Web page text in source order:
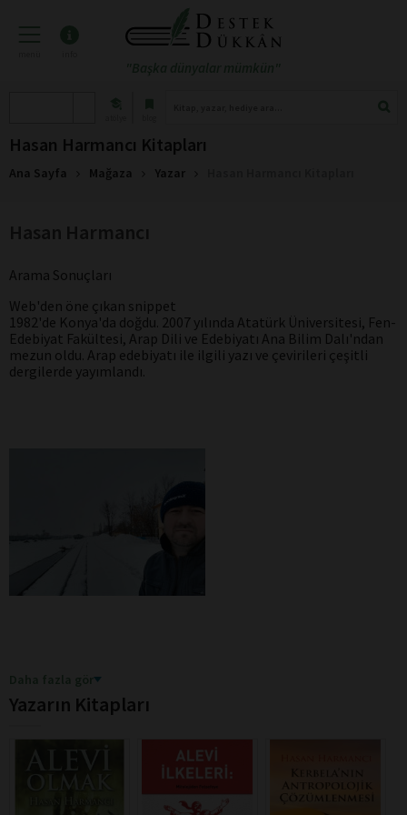
Hasan Harmancı Kitapları
Ana Sayfa Mağaza Yazar
Arama Sonuçları
Web'den öne çıkan snippet
1982'de Konya'da doğdu. 2007 yılında Atatürk Üniversitesi, Fen-
Edebiyat Fakültesi, Arap Dili ve Edebiyatı Ana Bilim Dalı'ndan
mezun oldu. Arap edebiyatı ile ilgili yazı ve çevirileri çeşitli
dergilerde yayımlandı.
Yazarın Kitapları